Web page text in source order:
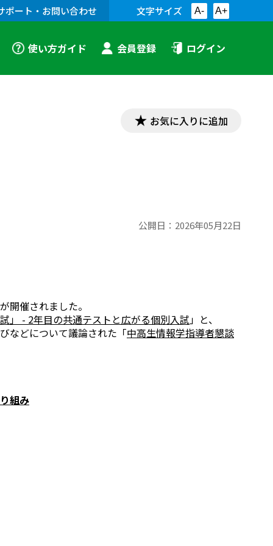
ポート・お問い合わせ 文字サイズ A- A+
使い方ガイド 会員登録 ログイン
お気に入りに追加
公開日： 2026年05月22日
開催されました。
」 - 2年目の共通テストと広がる個別入試」と、
などについて議論された「中高生情報学指導者懇談
組み